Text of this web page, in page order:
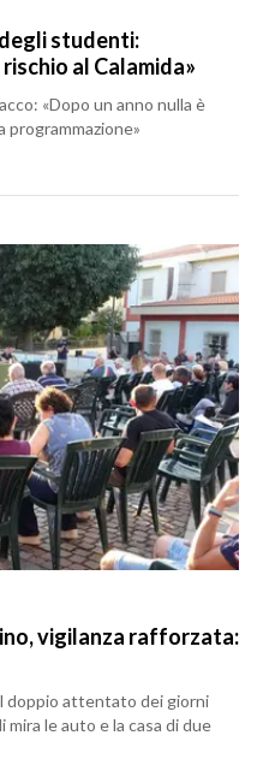
studenti:
al Calamida»
«Dopo un anno nulla è
programmazione»
vigilanza rafforzata:
doppio attentato dei giorni
le auto e la casa di due